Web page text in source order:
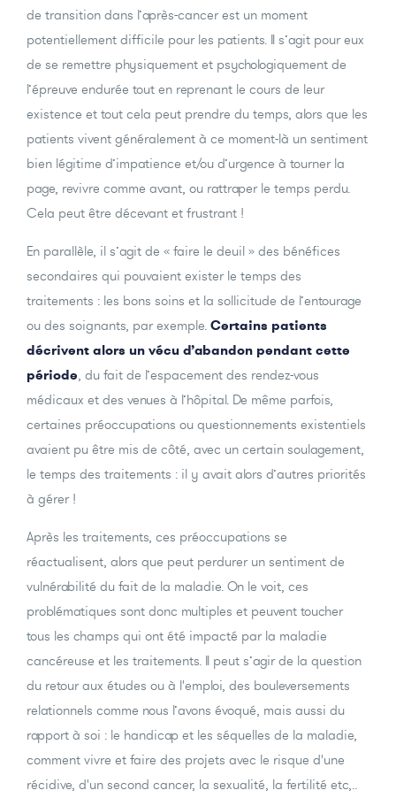
de transition dans l’après-cancer est un moment
potentiellement difficile pour les patients. Il s’agit pour eux
de se remettre physiquement et psychologiquement de
l’épreuve endurée tout en reprenant le cours de leur
existence et tout cela peut prendre du temps, alors que les
patients vivent généralement à ce moment-là un sentiment
bien légitime d’impatience et/ou d’urgence à tourner la
page, revivre comme avant, ou rattraper le temps perdu.
Cela peut être décevant et frustrant !
En parallèle, il s’agit de « faire le deuil » des bénéfices
secondaires qui pouvaient exister le temps des
traitements : les bons soins et la sollicitude de l’entourage
ou des soignants, par exemple. Certains patients
décrivent alors un vécu d’abandon pendant cette
période, du fait de l’espacement des rendez-vous
médicaux et des venues à l’hôpital. De même parfois,
certaines préoccupations ou questionnements existentiels
avaient pu être mis de côté, avec un certain soulagement,
le temps des traitements : il y avait alors d’autres priorités
à gérer !
Après les traitements, ces préoccupations se
réactualisent, alors que peut perdurer un sentiment de
vulnérabilité du fait de la maladie. On le voit, ces
problématiques sont donc multiples et peuvent toucher
tous les champs qui ont été impacté par la maladie
cancéreuse et les traitements. Il peut s’agir de la question
du retour aux études ou à l'emploi, des bouleversements
relationnels comme nous l’avons évoqué, mais aussi du
rapport à soi : le handicap et les séquelles de la maladie,
comment vivre et faire des projets avec le risque d'une
récidive, d'un second cancer, la sexualité, la fertilité etc,..